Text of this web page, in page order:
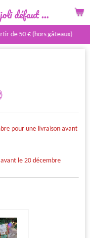
défaut ...
de 50 € (hors gâteaux)
pour une livraison avant
le 20 décembre